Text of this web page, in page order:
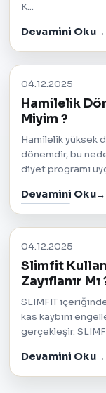
K...
Devamini Oku
04.12.2025
Hamilelik
Miyim ?
Hamilelik yüksek
dönemdir, bu
diyet programı
Devamini Oku
04.12.2025
Slimfit
Zayıflanır Mı
SLIMFIT
kas kaybını
gerçekleşir.
Devamini Oku